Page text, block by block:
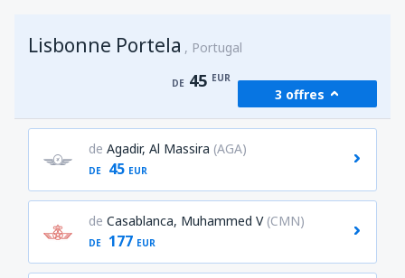
Lisbonne Portela Portugal
DE 45 EUR
3 offres
de Agadir, Al Massira (AGA)
DE 45 EUR
de Casablanca, Muhammed V (CMN)
DE 177 EUR